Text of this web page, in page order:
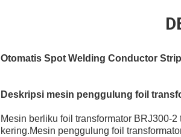
Otomatis Spot Welding Conductor
Deskripsi mesin penggulung foil
Mesin berliku foil transformator BRJ300-
kering.Mesin penggulung foil